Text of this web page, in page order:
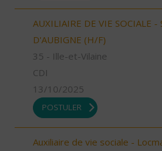
AUXILIAIRE DE VIE SOCIALE -
D'AUBIGNE (H/F)
35 - Ille-et-Vilaine
CDI
13/10/2025
POSTULER
Auxiliaire de vie sociale -